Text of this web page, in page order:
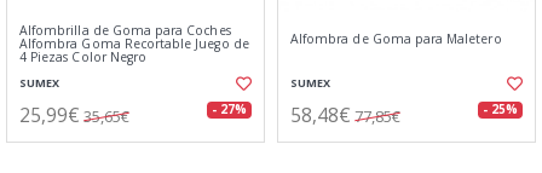
Alfombrilla de Goma para Coches
Alfombra Goma Recortable Juego de
4 Piezas Color Negro
SUMEX
25,99€ 35,65€ - 27%
Alfombra de Goma para Maletero
SUMEX
58,48€ 77,85€ - 25%